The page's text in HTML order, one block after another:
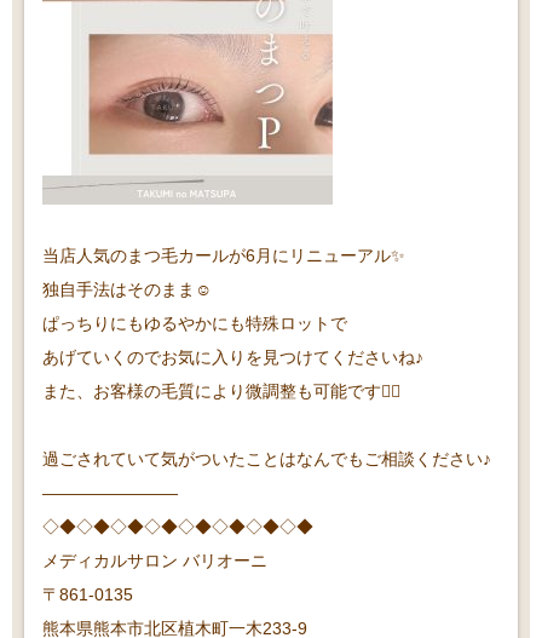
当店人気のまつ毛カールが6月にリニューアル✨
独自手法はそのまま☺️
ぱっちりにもゆるやかにも特殊ロットで
あげていくのでお気に入りを見つけてくださいね♪
また、お客様の毛質により微調整も可能です🙆‍♀️
過ごされていて気がついたことはなんでもご相談ください♪
————————
◇◆◇◆◇◆◇◆◇◆◇◆◇◆◇◆
メディカルサロン バリオーニ
〒861-0135
熊本県熊本市北区植木町一木233-9